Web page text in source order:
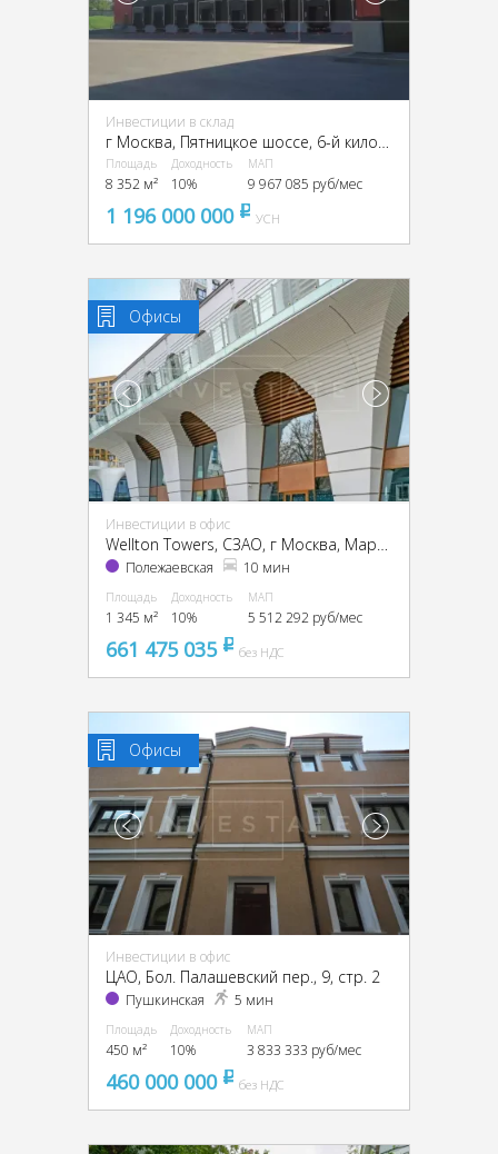
Инвестиции в склад
г Москва, Пятницкое шоссе, 6-й километр, г Москва, Пятницкое ш., 6
Площадь
8 352 м²
Доходность
10%
МАП
9 967 085 руб/мес
1 196 000 000 pуб
УСН
Офисы
Инвестиции в офис
Полежаевская 10 мин
Площадь
1 345 м²
Доходность
10%
МАП
5 512 292 руб/мес
661 475 035 pуббез НДС
Офисы
Инвестиции в офис
ЦАО, Бол. Палашевский пер., 9, стр. 2
Пушкинская 5 мин
Площадь
450 м²
Доходность
10%
МАП
3 833 333 руб/мес
460 000 000 pуббез НДС